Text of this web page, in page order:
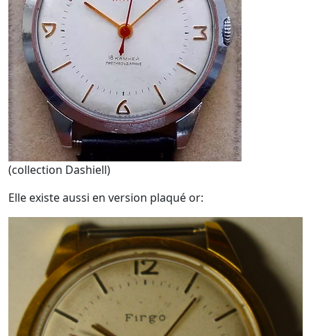
(collection Dashiell)
Elle existe aussi en version plaqué or: